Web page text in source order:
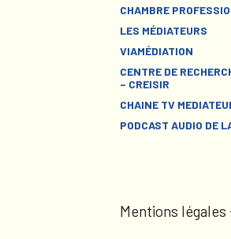
CHAMBRE
LES MÉDIATEURS
VIAMÉDIATION
CENTRE DE
– CREISIR
CHAINE TV
PODCAST AUDIO DE
Mentions légales